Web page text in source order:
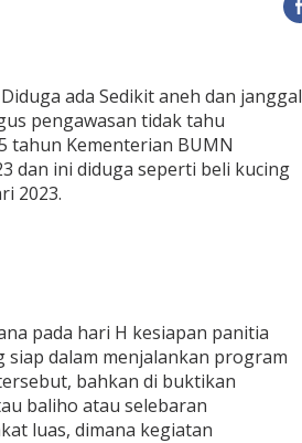
ada Sedikit aneh dan janggal
pengawasan tidak tahu
tahun Kementerian BUMN
dan ini diduga seperti beli kucing
2023.
pada hari H kesiapan panitia
dalam menjalankan program
bahkan di buktikan
baliho atau selebaran
luas, dimana kegiatan